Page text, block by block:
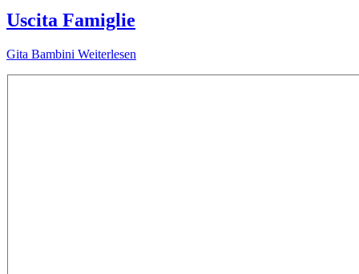
Uscita Famiglie
Gita Bambini Weiterlesen